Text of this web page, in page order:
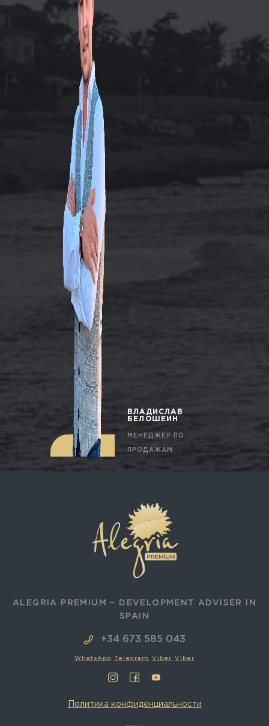
ВЛАДИСЛАВ
БЕЛОШЕИН
МЕНЕДЖЕР ПО
ПРОДАЖАМ
ALEGRIA PREMIUM – DEVELOPMENT ADVISER IN
SPAIN
+34 673 585 043
WhatsApp Telegram Viber Viber
Политика конфиденциальности